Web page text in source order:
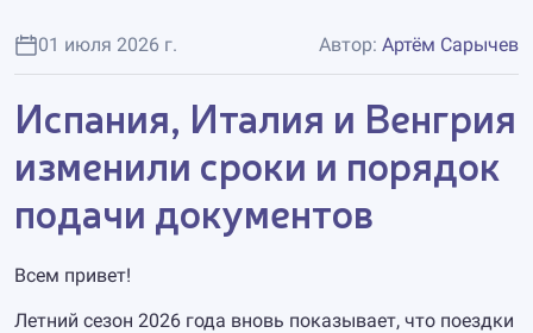
01 июля 2026 г. Автор: Артём Сарычев
Испания, Италия и Венгрия
изменили сроки и порядок
подачи документов
Всем привет!
Летний сезон 2026 года вновь показывает, что поездки